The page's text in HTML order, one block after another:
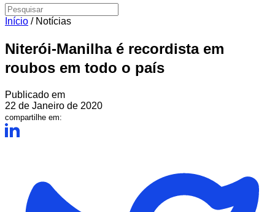
Início / Notícias
Niterói-Manilha é recordista em
roubos em todo o país
Publicado em
22 de Janeiro de 2020
compartilhe em: